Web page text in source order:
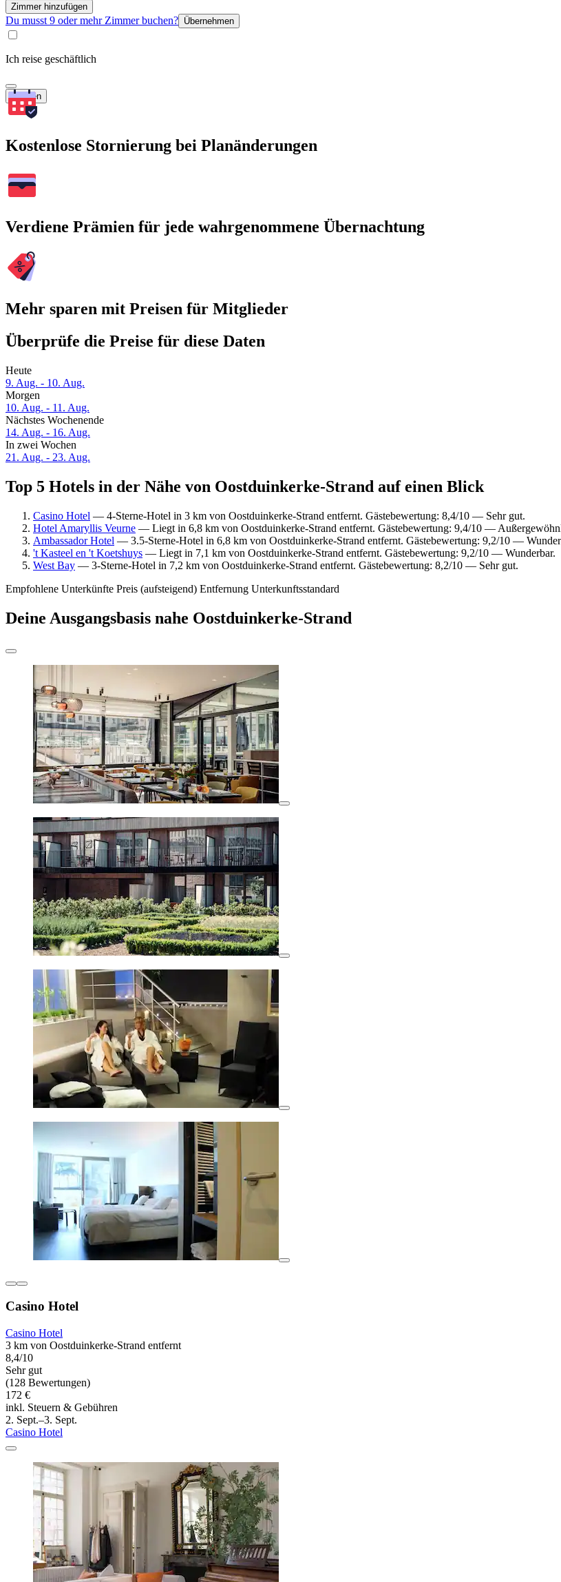
Zimmer hinzufügen
Du musst 9 oder mehr Zimmer buchen? Übernehmen
Ich reise geschäftlich
Suchen
Kostenlose Stornierung bei Planänderungen
Verdiene Prämien für jede wahrgenommene Übernachtung
Mehr sparen mit Preisen für Mitglieder
Überprüfe die Preise für diese Daten
Heute
9. Aug. - 10. Aug.
Morgen
10. Aug. - 11. Aug.
Nächstes Wochenende
14. Aug. - 16. Aug.
In zwei Wochen
21. Aug. - 23. Aug.
Top 5 Hotels in der Nähe von Oostduinkerke-Strand auf einen Blick
Casino Hotel — 4-Sterne-Hotel in 3 km von Oostduinkerke-Strand entfernt. Gästebewertung: 8,4/10 — Sehr gut.
Hotel Amaryllis Veurne — Liegt in 6,8 km von Oostduinkerke-Strand entfernt. Gästebewertung: 9,4/10 —
Ambassador Hotel — 3.5-Sterne-Hotel in 6,8 km von Oostduinkerke-Strand entfernt. Gästebewertung: 9,2/10 —
't Kasteel en 't Koetshuys — Liegt in 7,1 km von Oostduinkerke-Strand entfernt. Gästebewertung: 9,2/10 — Wunderbar.
West Bay — 3-Sterne-Hotel in 7,2 km von Oostduinkerke-Strand entfernt. Gästebewertung: 8,2/10 — Sehr gut.
Empfohlene Unterkünfte Preis (aufsteigend) Entfernung Unterkunftsstandard
Deine Ausgangsbasis nahe Oostduinkerke-Strand
Casino Hotel
Casino Hotel
3 km von Oostduinkerke-Strand entfernt
8,4/10
Sehr gut
(128 Bewertungen)
172 €
inkl. Steuern & Gebühren
2. Sept.–3. Sept.
Casino Hotel